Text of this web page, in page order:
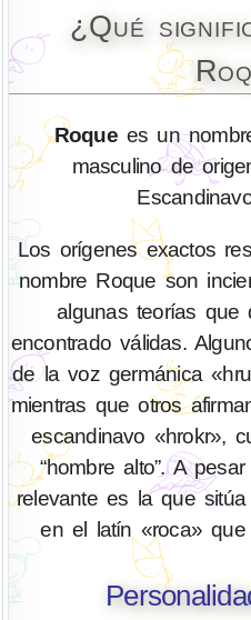
¿Qué
Roquees un
masculino de
Los orígenes exactos
nombre Roque son
algunas teorías que
encontrado válidas.
de la voz germánica
mientras que otros
escandinavo «hrokr»,
“hombre alto”. A
relevante es la que
en el latín «roca» que